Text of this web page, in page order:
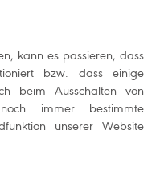
kann es passieren, dass
bzw. dass einige
beim Ausschalten von
immer bestimmte
unserer Website